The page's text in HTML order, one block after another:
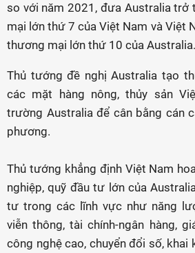
so với năm 2021, đưa Australia trở
mại lớn thứ 7 của Việt Nam và Việt
thương mại lớn thứ 10 của Australia.
Thủ tướng đề nghị Australia tạo
các mặt hàng nông, thủy sản
trường Australia để cân bằng cán
phương.
Thủ tướng khẳng định Việt Nam
nghiệp, quỹ đầu tư lớn của
tư trong các lĩnh vực như năng
viễn thông, tài chính-ngân hàng,
công nghệ cao, chuyển đổi số, khai